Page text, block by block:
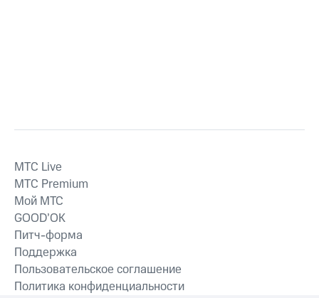
MTС Live
MTС Premium
Мой МТС
GOOD’OK
Питч-форма
Поддержка
Пользовательское соглашение
Политика конфиденциальности